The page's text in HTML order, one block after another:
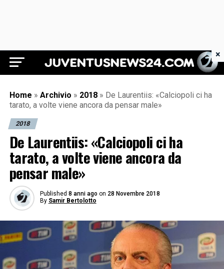
Juventus News 24
Home » Archivio » 2018 » De Laurentiis: «Calciopoli ci ha
tarato, a volte viene ancora da pensar male»
2018
De Laurentiis: «Calciopoli ci ha
tarato, a volte viene ancora da
pensar male»
Published 8 anni ago on 28 Novembre 2018
By Samir Bertolotto
×